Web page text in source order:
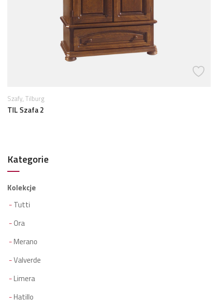
Szafy, Tilburg
TIL Szafa 2
Kategorie
Kolekcje
Tutti
Ora
Merano
Valverde
Limera
Hatillo